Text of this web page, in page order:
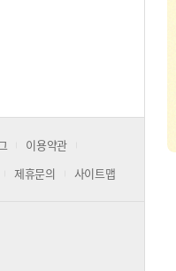
이용약관
제휴문의 사이트맵